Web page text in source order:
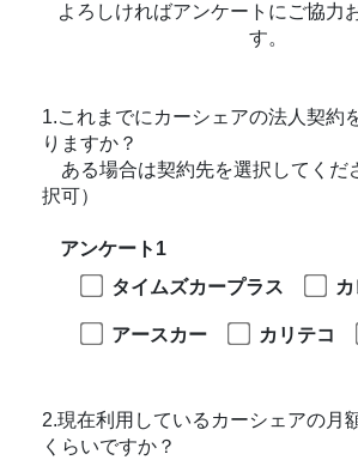
よろしければアンケートにご協力
す。
1.これまでにカーシェアの法人契約
りますか？
ある場合は契約先を選択してくだ
択可）
アンケート1
タイムズカープラス
アースカー カリテコ
2.現在利用しているカーシェアの月
くらいですか？